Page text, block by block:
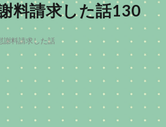
料請求した話130
謝料請求した話